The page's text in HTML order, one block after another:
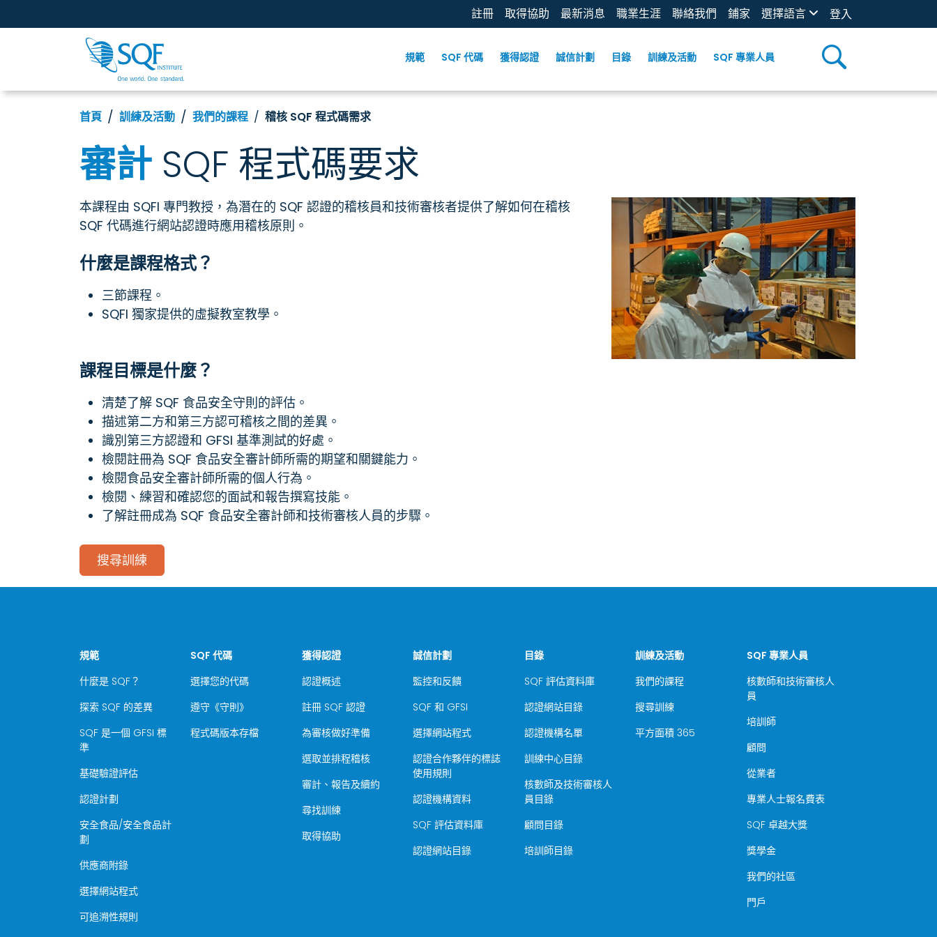
註冊 取得協助 最新消息 職業生涯 聯絡我們 鋪家 選擇語言 登入
規範 SQF 代碼 獲得認證 誠信計劃 目錄 訓練及活動 SQF 專業人員
首頁 訓練及活動 我們的課程 稽核 SQF 程式碼需求
審計 SQF 程式碼要求
本課程由 SQFI 專門教授，為潛在的 SQF 認證的稽核員和技術審核者提供了解如何在稽核
SQF 代碼進行網站認證時應用稽核原則。
什麼是課程格式？
三節課程。
SQFI 獨家提供的虛擬教室教學。
課程目標是什麼？
清楚了解 SQF 食品安全守則的評估。
描述第二方和第三方認可稽核之間的差異。
識別第三方認證和 GFSI 基準測試的好處。
檢閱註冊為 SQF 食品安全審計師所需的期望和關鍵能力。
檢閱食品安全審計師所需的個人行為。
檢閱、練習和確認您的面試和報告撰寫技能。
了解註冊成為 SQF 食品安全審計師和技術審核人員的步驟。
搜尋訓練
規範
什麼是 SQF？
探索 SQF 的差異
SQF 是一個 GFSI 標
準
基礎驗證評估
認證計劃
安全食品/安全食品計
劃
供應商附錄
選擇網站程式
可追溯性規則
SQF 代碼
選擇您的代碼
遵守《守則》
程式碼版本存檔
獲得認證
認證概述
註冊 SQF 認證
為審核做好準備
選取並排程稽核
審計、報告及續約
尋找訓練
取得協助
誠信計劃
監控和反饋
SQF 和 GFSI
選擇網站程式
認證合作夥伴的標誌
使用規則
認證機構資料
SQF 評估資料庫
認證網站目錄
目錄
SQF 評估資料庫
認證網站目錄
認證機構名單
訓練中心目錄
核數師及技術審核人
員目錄
顧問目錄
培訓師目錄
訓練及活動
我們的課程
搜尋訓練
平方面積 365
SQF 專業人員
核數師和技術審核人
員
培訓師
顧問
從業者
專業人士報名費表
SQF 卓越大獎
獎學金
我們的社區
門戶